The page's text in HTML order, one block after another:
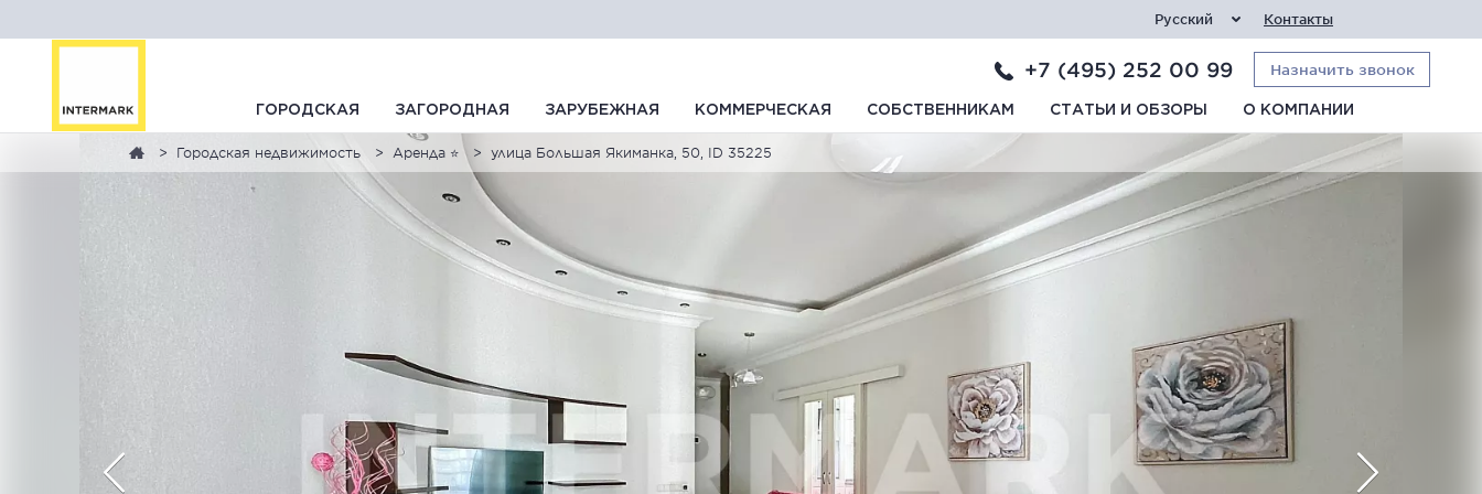
Русский Контакты
+7 (495) 252 00 99 Назначить звонок
ГОРОДСКАЯ ЗАГОРОДНАЯ ЗАРУБЕЖНАЯ КОММЕРЧЕСКАЯ СОБСТВЕННИКАМ СТАТЬИ И ОБЗОРЫ О КОМПАНИИ
Городская недвижимость Аренда ⭐ улица Большая Якиманка, 50, ID 35225